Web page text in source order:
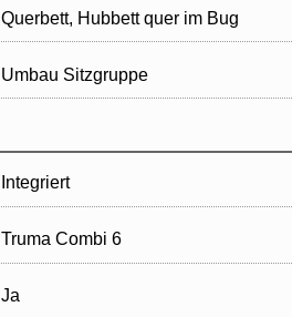
Querbett, Hubbett quer im Bug
Umbau Sitzgruppe
Integriert
Truma Combi 6
Ja